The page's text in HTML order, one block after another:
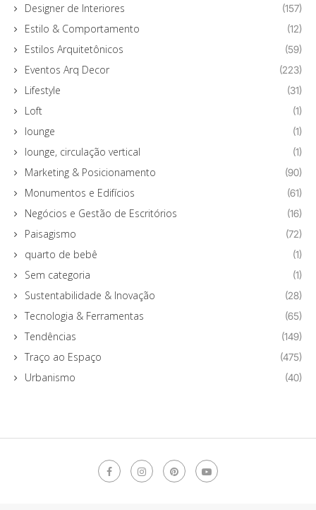
Designer de Interiores (157)
Estilo & Comportamento (12)
Estilos Arquitetônicos (59)
Eventos Arq Decor (223)
Lifestyle (31)
Loft (1)
lounge (1)
lounge, circulação vertical (1)
Marketing & Posicionamento (90)
Monumentos e Edifícios (61)
Negócios e Gestão de Escritórios (16)
Paisagismo (72)
quarto de bebê (1)
Sem categoria (1)
Sustentabilidade & Inovação (28)
Tecnologia & Ferramentas (65)
Tendências (149)
Traço ao Espaço (475)
Urbanismo (40)